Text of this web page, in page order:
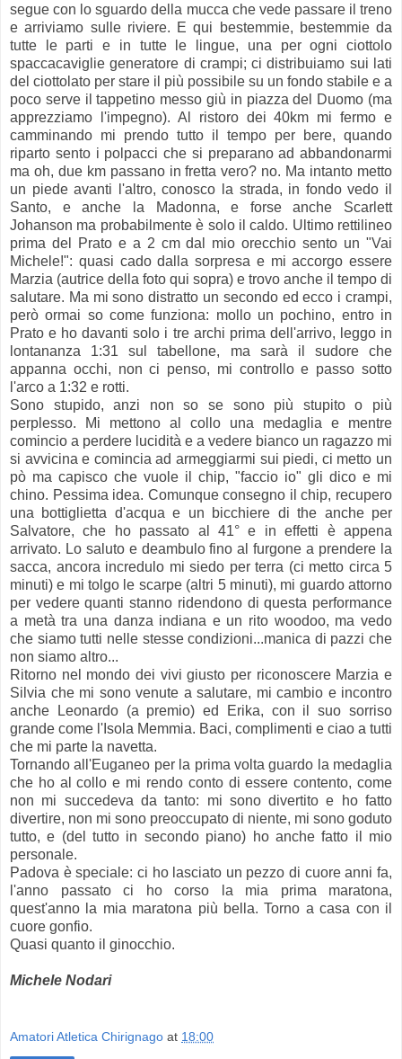
segue con lo sguardo della mucca che vede passare il treno
e arriviamo sulle riviere. E qui bestemmie, bestemmie da
tutte le parti e in tutte le lingue, una per ogni ciottolo
spaccacaviglie generatore di crampi; ci distribuiamo sui lati
del ciottolato per stare il più possibile su un fondo stabile e a
poco serve il tappetino messo giù in piazza del Duomo (ma
apprezziamo l'impegno). Al ristoro dei 40km mi fermo e
camminando mi prendo tutto il tempo per bere, quando
riparto sento i polpacci che si preparano ad abbandonarmi
ma oh, due km passano in fretta vero? no. Ma intanto metto
un piede avanti l'altro, conosco la strada, in fondo vedo il
Santo, e anche la Madonna, e forse anche Scarlett
Johanson ma probabilmente è solo il caldo. Ultimo rettilineo
prima del Prato e a 2 cm dal mio orecchio sento un "Vai
Michele!": quasi cado dalla sorpresa e mi accorgo essere
Marzia (autrice della foto qui sopra) e trovo anche il tempo di
salutare. Ma mi sono distratto un secondo ed ecco i crampi,
però ormai so come funziona: mollo un pochino, entro in
Prato e ho davanti solo i tre archi prima dell'arrivo, leggo in
lontananza 1:31 sul tabellone, ma sarà il sudore che
appanna occhi, non ci penso, mi controllo e passo sotto
l'arco a 1:32 e rotti.
Sono stupido, anzi non so se sono più stupito o più
perplesso. Mi mettono al collo una medaglia e mentre
comincio a perdere lucidità e a vedere bianco un ragazzo mi
si avvicina e comincia ad armeggiarmi sui piedi, ci metto un
pò ma capisco che vuole il chip, "faccio io" gli dico e mi
chino. Pessima idea. Comunque consegno il chip, recupero
una bottiglietta d'acqua e un bicchiere di the anche per
Salvatore, che ho passato al 41° e in effetti è appena
arrivato. Lo saluto e deambulo fino al furgone a prendere la
sacca, ancora incredulo mi siedo per terra (ci metto circa 5
minuti) e mi tolgo le scarpe (altri 5 minuti), mi guardo attorno
per vedere quanti stanno ridendono di questa performance
a metà tra una danza indiana e un rito woodoo, ma vedo
che siamo tutti nelle stesse condizioni...manica di pazzi che
non siamo altro...
Ritorno nel mondo dei vivi giusto per riconoscere Marzia e
Silvia che mi sono venute a salutare, mi cambio e incontro
anche Leonardo (a premio) ed Erika, con il suo sorriso
grande come l'Isola Memmia. Baci, complimenti e ciao a tutti
che mi parte la navetta.
Tornando all'Euganeo per la prima volta guardo la medaglia
che ho al collo e mi rendo conto di essere contento, come
non mi succedeva da tanto: mi sono divertito e ho fatto
divertire, non mi sono preoccupato di niente, mi sono goduto
tutto, e (del tutto in secondo piano) ho anche fatto il mio
personale.
Padova è speciale: ci ho lasciato un pezzo di cuore anni fa,
l'anno passato ci ho corso la mia prima maratona,
quest'anno la mia maratona più bella. Torno a casa con il
cuore gonfio.
Quasi quanto il ginocchio.
Michele Nodari
Amatori Atletica Chirignago at 18:00